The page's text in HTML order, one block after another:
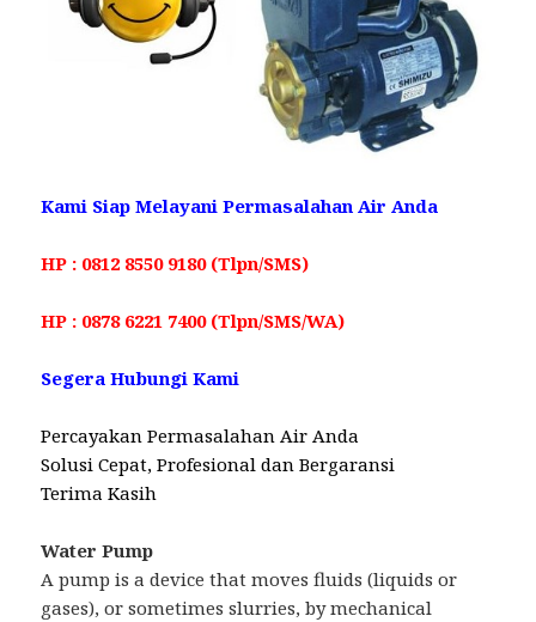
Kami Siap Melayani Permasalahan Air Anda
HP : 0812 8550 9180 (Tlpn/SMS)
HP : 0878 6221 7400 (Tlpn/SMS/WA)
Segera Hubungi Kami
Percayakan Permasalahan Air Anda
Solusi Cepat, Profesional dan Bergaransi
Terima Kasih
Water Pump
A pump is a device that moves fluids (liquids or
gases), or sometimes slurries, by mechanical